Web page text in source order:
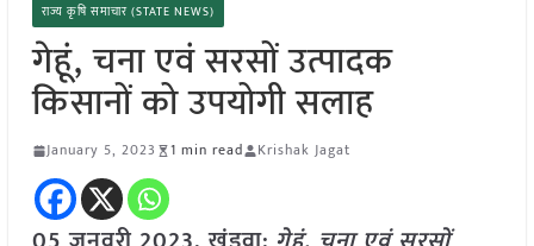
राज्य कृषि समाचार (STATE NEWS)
गेहूं, चना एवं सरसों उत्पादक
किसानों को उपयोगी सलाह
January 5, 2023 1 min read Krishak Jagat